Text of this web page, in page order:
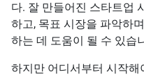
다. 잘 만들어진 스타트업
하고, 목표 시장을 파악하
하는 데 도움이 될 수 있습
하지만 어디서부터 시작해